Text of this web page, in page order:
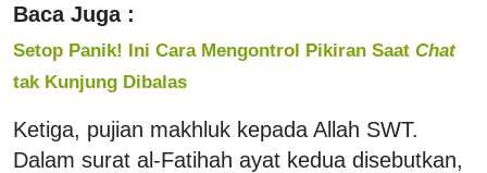
Baca Juga :
Setop Panik! Ini Cara Mengontrol Pikiran Saat Chat
tak Kunjung Dibalas
Ketiga, pujian makhluk kepada Allah SWT.
Dalam surat al-Fatihah ayat kedua disebutkan,